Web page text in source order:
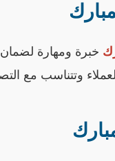
خبرة ومهارة
وتتناسب مع